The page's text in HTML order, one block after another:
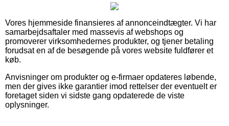
Vores hjemmeside finansieres af annonceindtægter. Vi har
samarbejdsaftaler med massevis af webshops og
promoverer virksomhedernes produkter, og tjener betaling
forudsat en af de besøgende på vores website fuldfører et
køb.
Anvisninger om produkter og e-firmaer opdateres løbende,
men der gives ikke garantier imod rettelser der eventuelt er
foretaget siden vi sidste gang opdaterede de viste
oplysninger.